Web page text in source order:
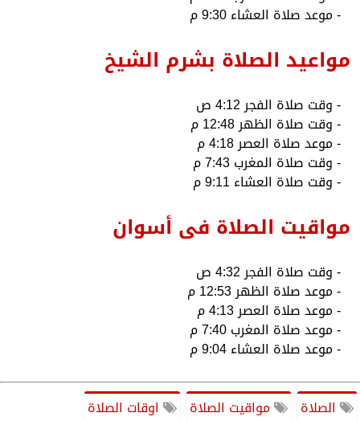
- موعد صلاة العشاء 9:30 م
مواعيد الصلاة بشرم الشيخ
- وقت صلاة الفجر 4:12 ص
- وقت صلاة الظهر 12:48 م
- موعد صلاة العصر 4:18 م
- وقت صلاة المغرب 7:43 م
- وقت صلاة العشاء 9:11 م
مواقيت الصلاة فى أسوان
- وقت صلاة الفجر 4:32 ص
- موعد صلاة الظهر 12:53 م
- موعد صلاة العصر 4:13 م
- موعد صلاة المغرب 7:40 م
- موعد صلاة العشاء 9:04 م
الصلاة مواقيت الصلاة
اوقات الصلاة